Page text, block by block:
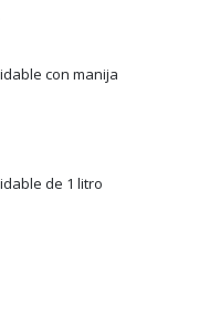
con manija
de 1 litro